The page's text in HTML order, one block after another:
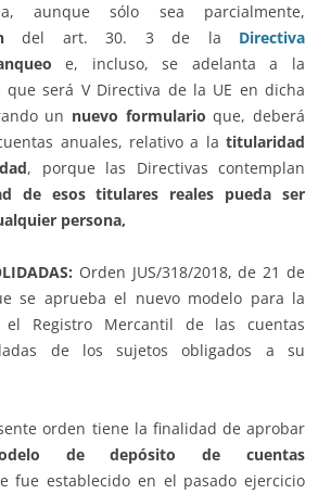
aunque sólo sea parcialmente,
del art. 30. 3 de la Directiva
e, incluso, se adelanta a la
será V Directiva de la UE en dicha
un nuevo formulario que, deberá
anuales, relativo a la titularidad
, porque las Directivas contemplan
de esos titulares reales pueda ser
persona,
Orden JUS/318/2018, de 21 de
se aprueba el nuevo modelo para la
el Registro Mercantil de las cuentas
de los sujetos obligados a su
orden tiene la finalidad de aprobar
de depósito de cuentas
fue establecido en el pasado ejercicio